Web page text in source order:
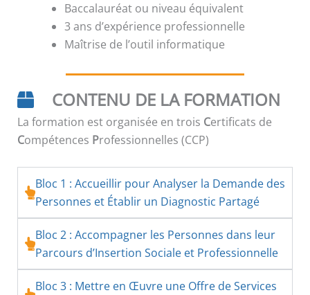
Baccalauréat ou niveau équivalent
3 ans d’expérience professionnelle
Maîtrise de l’outil informatique
CONTENU DE LA FORMATION
La formation est organisée en trois Certificats de
Compétences Professionnelles (CCP)
Bloc 1 : Accueillir pour Analyser la Demande des
Personnes et Établir un Diagnostic Partagé
Bloc 2 : Accompagner les Personnes dans leur
Parcours d’Insertion Sociale et Professionnelle
Bloc 3 : Mettre en Œuvre une Offre de Services